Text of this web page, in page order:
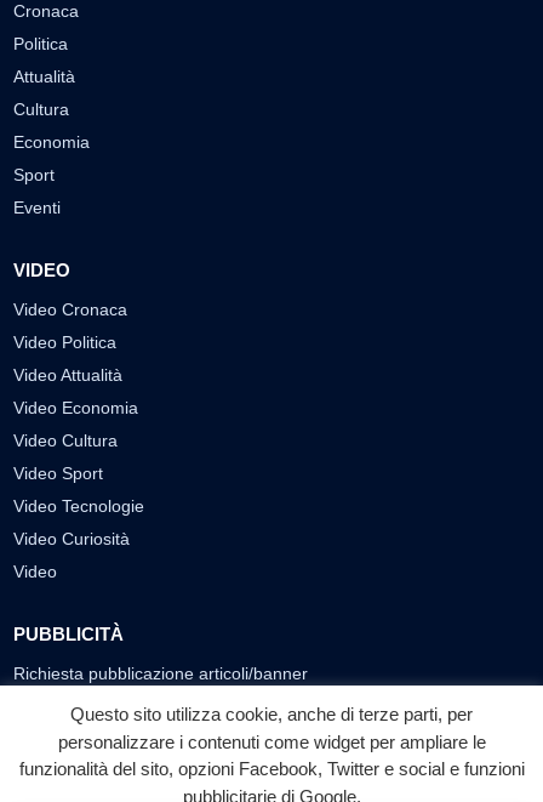
Cronaca
Politica
Attualità
Cultura
Economia
Sport
Eventi
VIDEO
Video Cronaca
Video Politica
Video Attualità
Video Economia
Video Cultura
Video Sport
Video Tecnologie
Video Curiosità
Video
PUBBLICITÀ
Richiesta pubblicazione articoli/banner
SEGUICI SUI SOCIAL
f ◎ ▶
Questo sito utilizza cookie, anche di terze parti, per
personalizzare i contenuti come widget per ampliare le
funzionalità del sito, opzioni Facebook, Twitter e social e funzioni
pubblicitarie di Google.